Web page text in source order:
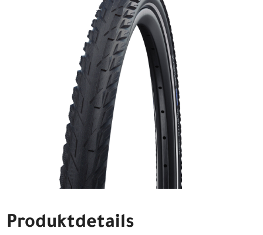
Produktdetails